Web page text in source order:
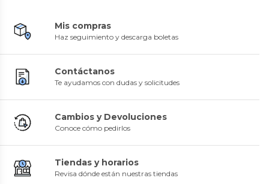
Mis compras
Haz seguimiento y descarga boletas
Contáctanos
Te ayudamos con dudas y solicitudes
Cambios y Devoluciones
Conoce cómo pedirlos
Tiendas y horarios
Revisa dónde están nuestras tiendas